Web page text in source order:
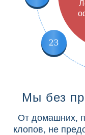
23
Мы без
От домашних,
клопов, не